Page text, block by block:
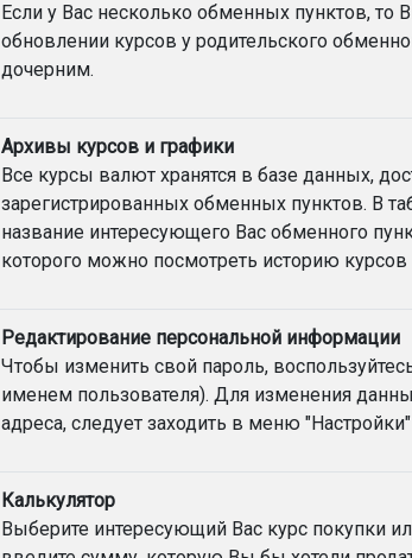
Если у Вас несколько обменных пунктов,
обновлении курсов у родительского
дочерним.
Архивы курсов и графики
Все курсы валют хранятся в базе данных,
зарегистрированных обменных пунктов. В
название интересующего Вас обменного
которого можно посмотреть историю
Редактирование персональной информации
Чтобы изменить свой пароль,
именем пользователя). Для изменения
адреса, следует заходить в меню
Калькулятор
Выберите интересующий Вас курс покупки